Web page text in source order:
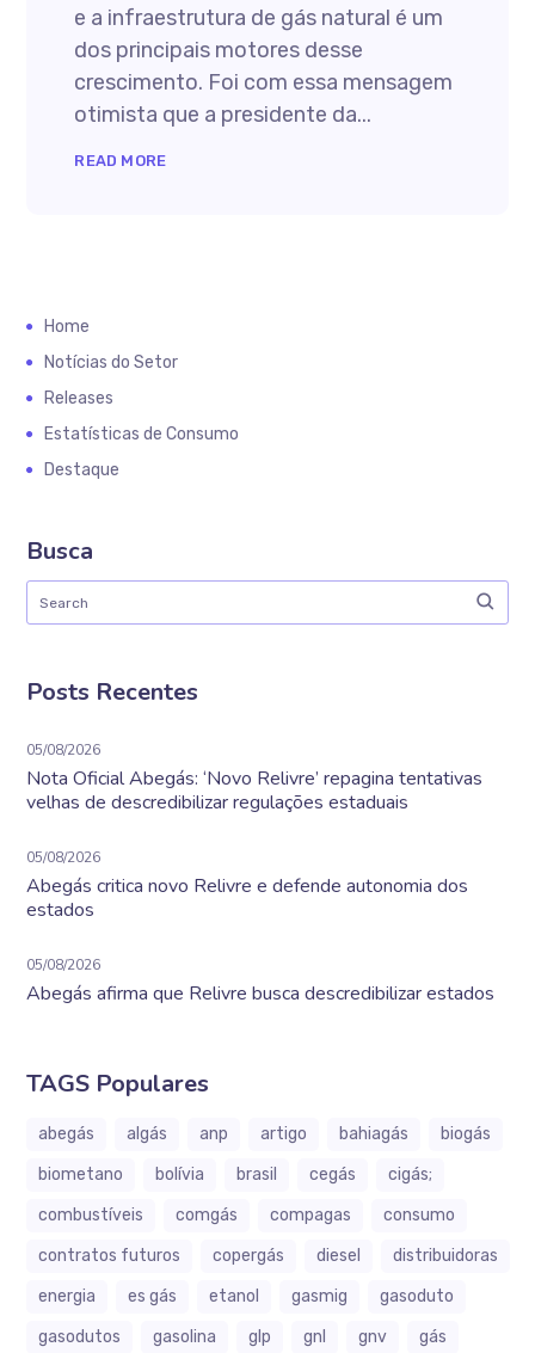
e a infraestrutura de gás natural é um
dos principais motores desse
crescimento. Foi com essa mensagem
otimista que a presidente da...
READ MORE
Home
Notícias do Setor
Releases
Estatísticas de Consumo
Destaque
Busca
Posts Recentes
05/08/2026
Nota Oficial Abegás: ‘Novo Relivre’ repagina tentativas
velhas de descredibilizar regulações estaduais
05/08/2026
Abegás critica novo Relivre e defende autonomia dos
estados
05/08/2026
Abegás afirma que Relivre busca descredibilizar estados
TAGS Populares
abegás algás anp artigo bahiagás
biogás
biometano
bolívia brasil cegás
cigás;
combustíveis
comgás compagas
consumo
contratos futuros
copergás diesel
distribuidoras
energia
es gás etanol gasmig
gasoduto
gasodutos
gasolina glp gnl gnv gás